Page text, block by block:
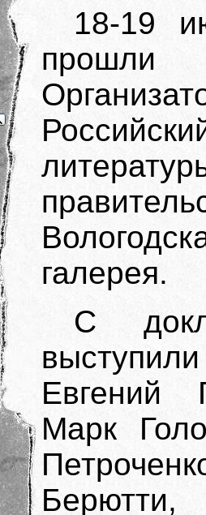
18-19
прошли
галерея.
С
Евгений
Марк